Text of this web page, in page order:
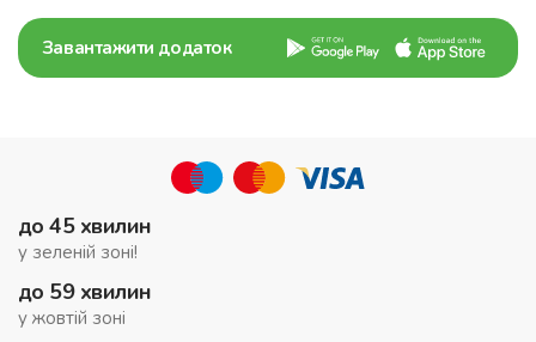
Завантажити додаток
до 45 хвилин
у зеленій зоні!
до 59 хвилин
у жовтій зоні